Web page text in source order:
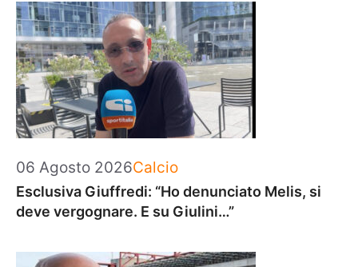
06 Agosto 2026Categorie
Calcio
Esclusiva Giuffredi: “Ho denunciato Melis, si
deve vergognare. E su Giulini…”